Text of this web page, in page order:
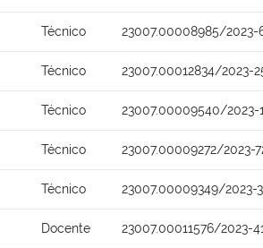
Técnico 23007.00008985/2023-
Técnico 23007.00012834/2023-
Técnico 23007.00009540/2023-
Técnico 23007.00009272/2023-
Técnico 23007.00009349/2023-
Docente 23007.00011576/2023-41